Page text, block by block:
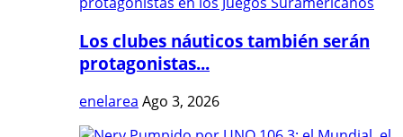
Los clubes náuticos también serán
protagonistas...
enelarea Ago 3, 2026